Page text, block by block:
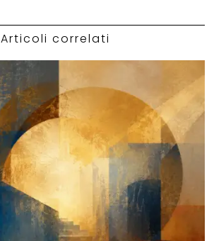
Articoli correlati